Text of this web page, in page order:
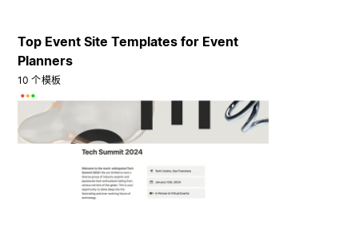
Top Event Site Templates for Event
Planners
10 个模板